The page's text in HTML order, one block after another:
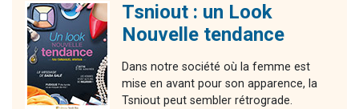
Tsniout : un Look
Nouvelle tendance
Dans notre société où la femme est
mise en avant pour son apparence, la
Tsniout peut sembler rétrograde.